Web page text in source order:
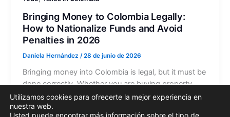
Bringing Money to Colombia Legally:
How to Nationalize Funds and Avoid
Penalties in 2026
Daniela Hernández/28 de junio de 2026
Bringing money into Colombia is legal, but it must be
done correctly. Whether you are buying property,
investing in a company, funding a business,
receiving…
Utilizamos cookies para ofrecerte la mejor experiencia en
nuestra web.
Usted puede encontrar más información sobre el tipo de